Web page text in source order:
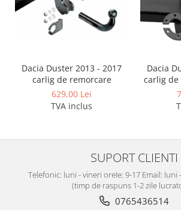
Dacia Duster 2013 - 2017
carlig de remorcare
629,00 Lei
TVA inclus
Dacia
carlig de
SUPORT CLIENTI
Telefonic: luni - vineri orele: 9-17 Email: luni
(timp de raspuns 1-2 zile
0765436514